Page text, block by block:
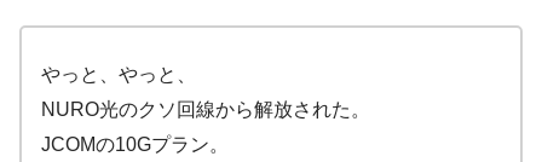
やっと、やっと、
NURO光のクソ回線から解放された。
JCOMの10Gプラン。